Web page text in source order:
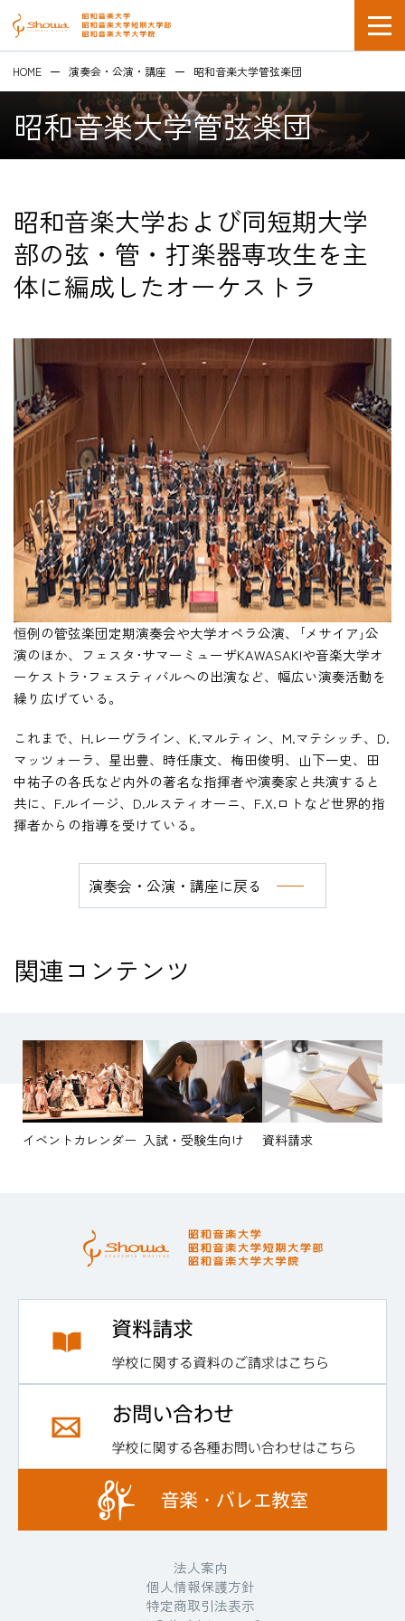
在学生の方
企業採用担当の方
HOME
入試・受験生向け
大学・短大
学科・コース
大学院
修士・博士
教員紹介
キャリア・就職
大学紹介
English
法人案内
HOME 演奏会・公演・講座 昭和音楽大学管弦楽団
昭和音楽大学管弦楽団
昭和音楽大学および同短期大学
部の弦・管・打楽器専攻生を主
体に編成したオーケストラ
恒例の管弦楽団定期演奏会や大学オペラ公演、｢メサイア｣公
演のほか、フェスタ･サマーミューザKAWASAKIや音楽大学オ
ーケストラ･フェスティバルへの出演など、幅広い演奏活動を
繰り広げている。
これまで、H.レーヴライン、K.マルティン、M.マテシッチ、D.
マッツォーラ、星出豊、時任康文、梅田俊明、山下一史、田
中祐子の各氏など内外の著名な指揮者や演奏家と共演すると
共に、F.ルイージ、D.ルスティオーニ、F.X.ロトなど世界的指
揮者からの指導を受けている。
演奏会・公演・講座に戻る
関連コンテンツ
イベントカレンダー 入試・受験生向け 資料請求
法人案内
個人情報保護方針
特定商取引法表示